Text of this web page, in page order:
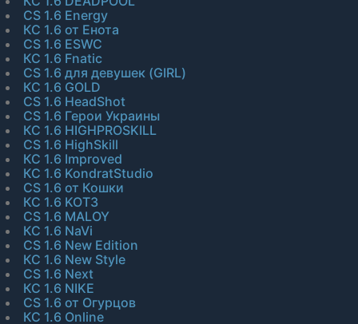
CS 1.6 Energy
КС 1.6 от Енота
CS 1.6 ESWC
КС 1.6 Fnatic
CS 1.6 для девушек (GIRL)
КС 1.6 GOLD
CS 1.6 HeadShot
CS 1.6 Герои Украины
КС 1.6 HIGHPROSKILL
CS 1.6 HighSkill
КС 1.6 Improved
КС 1.6 KondratStudio
CS 1.6 от Кошки
КС 1.6 KOT3
CS 1.6 MALOY
КС 1.6 NaVi
CS 1.6 New Edition
КС 1.6 New Style
CS 1.6 Next
КС 1.6 NIKE
CS 1.6 от Огурцов
КС 1.6 Online